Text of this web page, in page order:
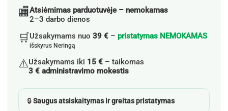
🏬Atsiėmimas parduotuvėje – nemokamas
2–3 darbo dienos
🛒 Užsakymams nuo 39 € – pristatymas NEMOKAMAS
išskyrus Neringą
⚠️Užsakymams iki 15 € – taikomas
3 € administravimo mokestis
🔒Saugus atsiskaitymas ir greitas pristatymas